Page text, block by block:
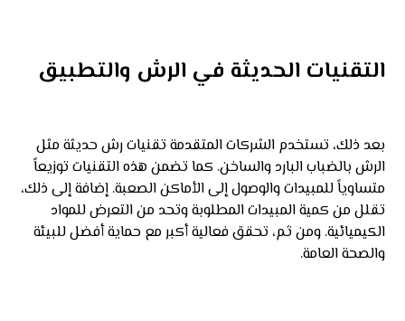
التقنيات الحديثة في الرش والتطبيق
بعد ذلك، تستخدم الشركات المتقدمة تقنيات رش حديثة مثل
الرش بالضباب البارد والساخن. كما تضمن هذه التقنيات توزيعاً
متساوياً للمبيدات والوصول إلى الأماكن الصعبة. إضافة إلى ذلك،
تقلل من كمية المبيدات المطلوبة وتحد من التعرض للمواد
الكيميائية. ومن ثم، تحقق فعالية أكبر مع حماية أفضل للبيئة
والصحة العامة.